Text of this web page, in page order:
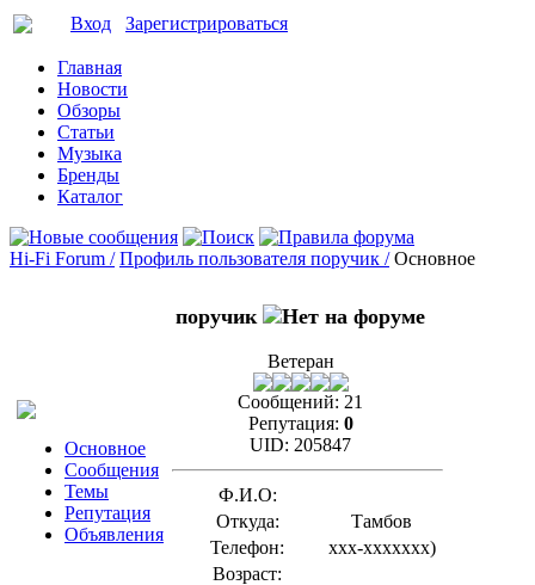
Вход Зарегистрироваться
Главная
Новости
Обзоры
Статьи
Музыка
Бренды
Каталог
Hi-Fi Forum / Профиль пользователя поручик / Основное
Основное
Сообщения
Темы
Репутация
Объявления
поручик
Ветеран
Сообщений: 21
Репутация: 0
UID: 205847
Ф.И.О:
Откуда:
Тамбов
Телефон:
xxx-xxxxxxx)
Возраст: